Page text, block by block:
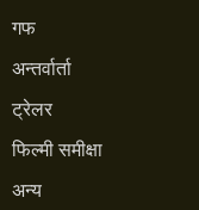
गफ
अन्तर्वार्ता
ट्रेलर
फिल्मी समीक्षा
अन्य